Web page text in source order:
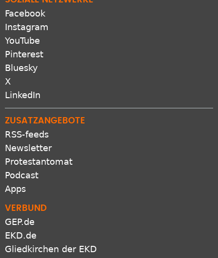
Facebook
Instagram
YouTube
Pinterest
Bluesky
X
LinkedIn
ZUSATZANGEBOTE
RSS-feeds
Newsletter
Protestantomat
Podcast
Apps
VERBUND
GEP.de
EKD.de
Gliedkirchen der EKD